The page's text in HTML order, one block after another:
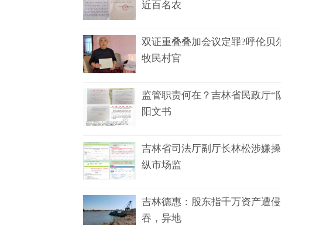
近百名农
双证重叠叠加会议定罪?呼伦贝尔
牧民村官
监管职责何在？吉林省民政厅“阴
阳文书
吉林省司法厅副厅长林松涉嫌操
纵市场监
吉林德惠：股东指千万资产遭侵
吞，异地